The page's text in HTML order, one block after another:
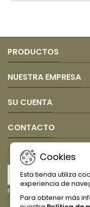
200gr
PRODUCTOS
NUESTRA EMPRESA
SU CUENTA
CONTACTO
Cookies
Esta tienda utiliza
experiencia de
Para obtener más
Puede darse de baja en
nuestra